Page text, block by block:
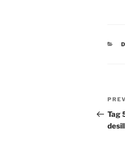
Post
Tag